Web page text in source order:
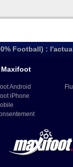
Football) :
Android
iPhone